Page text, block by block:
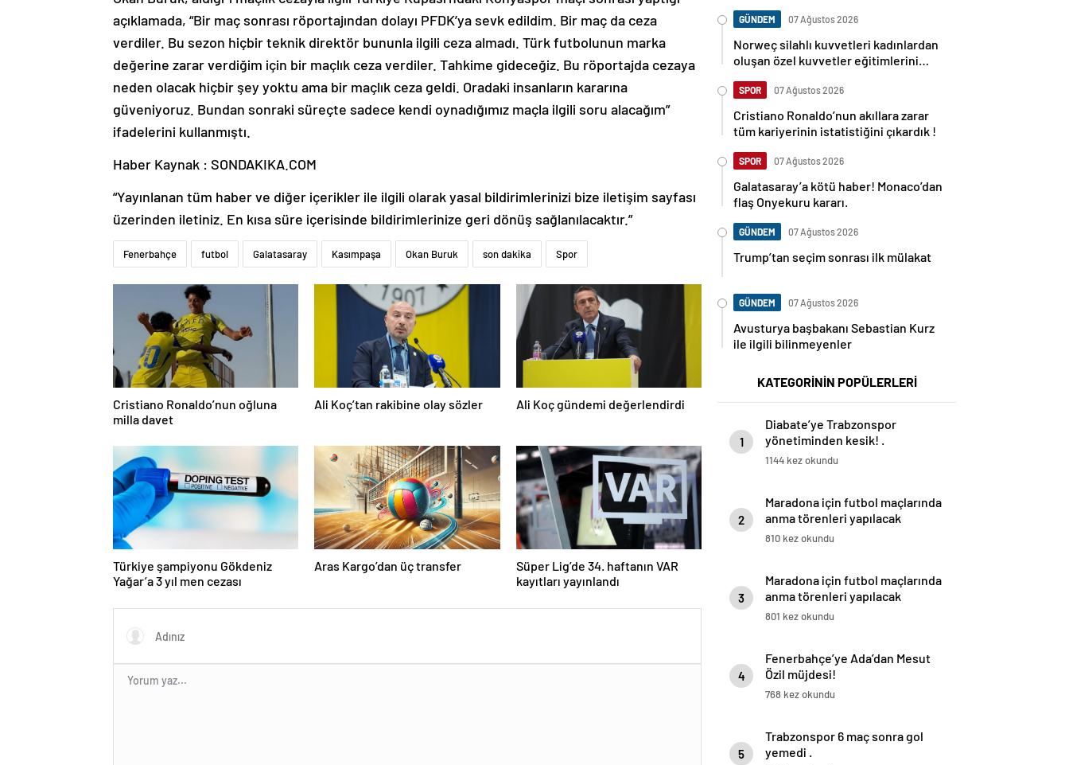
açıklamada, “Bir maç sonrası röportajından dolayı PFDK’ya sevk edildim. Bir maç da ceza
verdiler. Bu sezon hiçbir teknik direktör bununla ilgili ceza almadı. Türk futbolunun marka
değerine zarar verdiğim için bir maçlık ceza verdiler. Tahkime gideceğiz. Bu röportajda cezaya
neden olacak hiçbir şey yoktu ama bir maçlık ceza geldi. Oradaki insanların kararına
güveniyoruz. Bundan sonraki süreçte sadece kendi oynadığımız maçla ilgili soru alacağım”
ifadelerini kullanmıştı.
Haber Kaynak : SONDAKIKA.COM
“Yayınlanan tüm haber ve diğer içerikler ile ilgili olarak yasal bildirimlerinizi bize iletişim sayfası
üzerinden iletiniz. En kısa süre içerisinde bildirimlerinize geri dönüş sağlanılacaktır.”
Fenerbahçe futbol Galatasaray Kasımpaşa Okan Buruk son dakika Spor
Cristiano Ronaldo’nun oğluna
milla davet
Ali Koç’tan rakibine olay sözler Ali Koç gündemi değerlendirdi
Türkiye şampiyonu Gökdeniz
Yağar’a 3 yıl men cezası
Aras Kargo’dan üç transfer
Süper Lig’de 34. haftanın VAR
kayıtları yayınlandı
GÜNDEM 07 Ağustos 2026
Norweç silahlı kuvvetleri kadınlardan
oluşan özel kuvvetler eğitimlerini
SPOR 07 Ağustos 2026
Cristiano Ronaldo’nun akıllara zarar
tüm kariyerinin istatistiğini çıkardık !
SPOR 07 Ağustos 2026
Galatasaray’a kötü haber! Monaco’dan
flaş Onyekuru kararı.
GÜNDEM 07 Ağustos 2026
Trump’tan seçim sonrası ilk mülakat
GÜNDEM 07 Ağustos 2026
Avusturya başbakanı Sebastian Kurz
ile ilgili bilinmeyenler
KATEGORİNİN POPÜLERLERİ
1
Diabate’ye Trabzonspor
yönetiminden kesik! .
1144 kez okundu
2
Maradona için futbol maçlarında
anma törenleri yapılacak
810 kez okundu
3
Maradona için futbol maçlarında
anma törenleri yapılacak
801 kez okundu
4
Fenerbahçe’ye Ada’dan Mesut
Özil müjdesi!
768 kez okundu
5
Trabzonspor 6 maç sonra gol
yemedi .